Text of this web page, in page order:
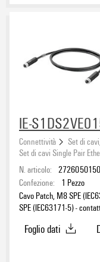
IE-
Connettività
Set di
Set di cavi Single Pair
N. articolo: 2726050150
Confezione:
1 Pezzo
Cavo Patch, M8 SPE
SPE (IEC63171-5) -
Foglio dati